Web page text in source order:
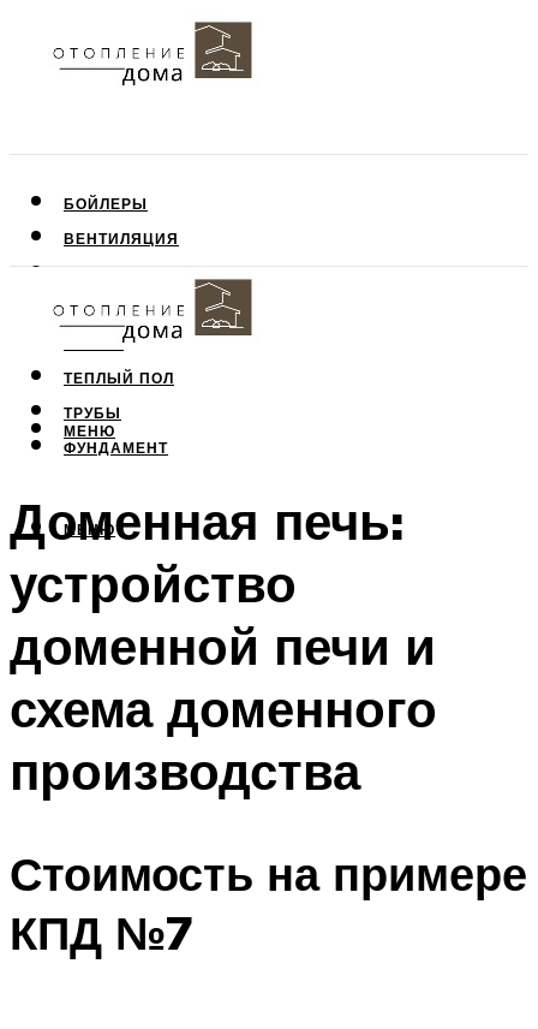
БОЙЛЕРЫ
ВЕНТИЛЯЦИЯ
ПОТОЛОК
СТЕНЫ
ТЕПЛЫЙ ПОЛ
ТРУБЫ
ФУНДАМЕНТ
МЕНЮ
МЕНЮ
Доменная печь:
устройство
доменной печи и
схема доменного
производства
Стоимость на примере
КПД №7